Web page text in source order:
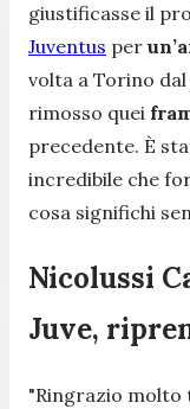
giustificasse il
Juventus per
volta a Torino
rimosso quei
precedente. È
incredibile che
cosa significhi
Nicolussi
Juve,
"Ringrazio molto